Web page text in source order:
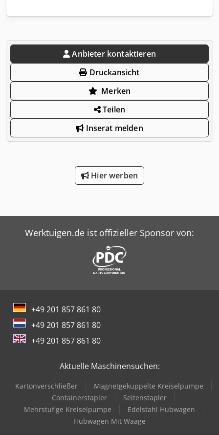
Anbieter kontaktieren
Druckansicht
Merken
Teilen
Inserat melden
Hier werben
Werktuigen.de ist offizieller Sponsor von:
+49 201 857 861 80
+49 201 857 861 80
+49 201 857 861 80
Aktuelle Maschinensuchen:
Kartonverschließer
Magnetgekuppelte Kreiselpumpe
Containerstapler
Seitenstapler
Mehrstufige Kreiselpumpe
Edelstahl Hubwagen
Hubwagen Mit Waage